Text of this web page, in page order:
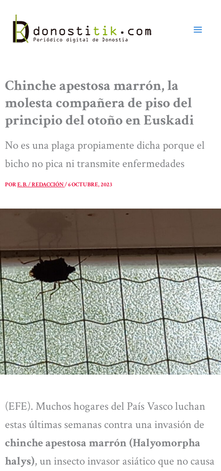
contenido
Chinche apestosa marrón, la
molesta compañera de piso del
principio del otoño en Euskadi
No es una plaga propiamente dicha porque el
bicho no pica ni transmite enfermedades
PORE. B. / REDACCIÓN/6 OCTUBRE, 2023
(EFE). Muchos hogares del País Vasco luchan
estas últimas semanas contra una invasión de
chinche apestosa marrón (Halyomorpha
halys), un insecto invasor asiático que no causa